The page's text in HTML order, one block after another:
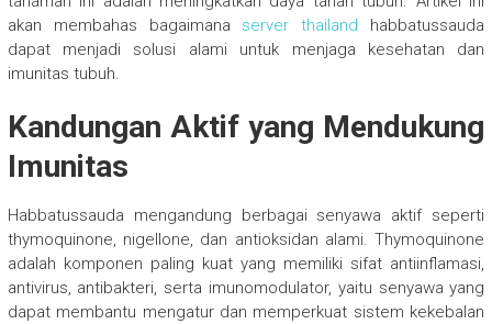
akan membahas bagaimana server thailand habbatussauda
dapat menjadi solusi alami untuk menjaga kesehatan dan
imunitas tubuh.
Kandungan Aktif yang Mendukung
Imunitas
Habbatussauda mengandung berbagai senyawa aktif seperti
thymoquinone, nigellone, dan antioksidan alami. Thymoquinone
adalah komponen paling kuat yang memiliki sifat antiinflamasi,
antivirus, antibakteri, serta imunomodulator, yaitu senyawa yang
dapat membantu mengatur dan memperkuat sistem kekebalan